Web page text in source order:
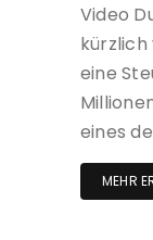
Video
kürzlich
eine
eines
MEHR